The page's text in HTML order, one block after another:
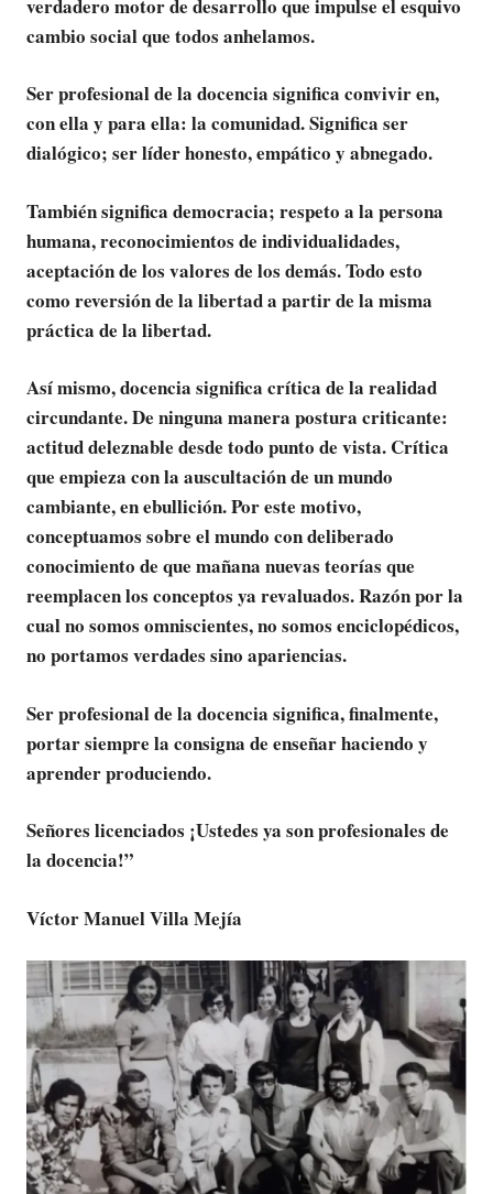
verdadero motor de desarrollo que impulse el esquivo
cambio social que todos anhelamos.
Ser profesional de la docencia significa convivir en,
con ella y para ella: la comunidad. Significa ser
dialógico; ser líder honesto, empático y abnegado.
También significa democracia; respeto a la persona
humana, reconocimientos de individualidades,
aceptación de los valores de los demás. Todo esto
como reversión de la libertad a partir de la misma
práctica de la libertad.
Así mismo, docencia significa crítica de la realidad
circundante. De ninguna manera postura criticante:
actitud deleznable desde todo punto de vista. Crítica
que empieza con la auscultación de un mundo
cambiante, en ebullición. Por este motivo,
conceptuamos sobre el mundo con deliberado
conocimiento de que mañana nuevas teorías que
reemplacen los conceptos ya revaluados. Razón por la
cual no somos omniscientes, no somos enciclopédicos,
no portamos verdades sino apariencias.
Ser profesional de la docencia significa, finalmente,
portar siempre la consigna de enseñar haciendo y
aprender produciendo.
Señores licenciados ¡Ustedes ya son profesionales de
la docencia!”
Víctor Manuel Villa Mejía